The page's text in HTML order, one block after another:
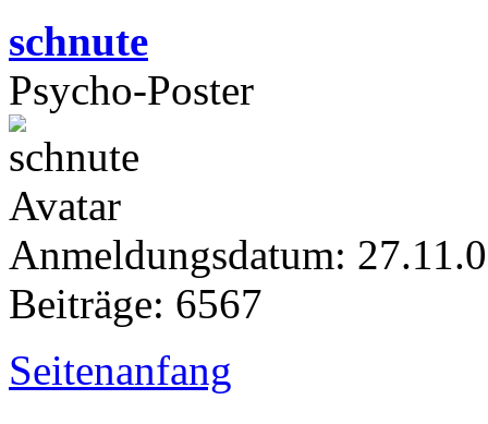
schnute
Psycho-Poster
Anmeldungsdatum:
Beiträge: 6567
Seitenanfang